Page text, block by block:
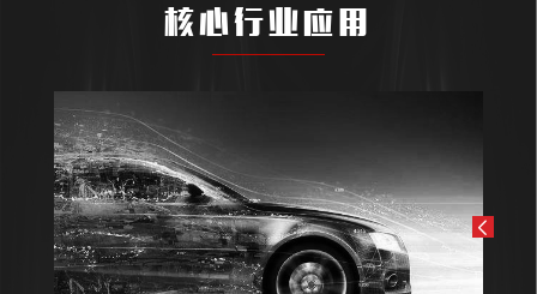
核心行业应用